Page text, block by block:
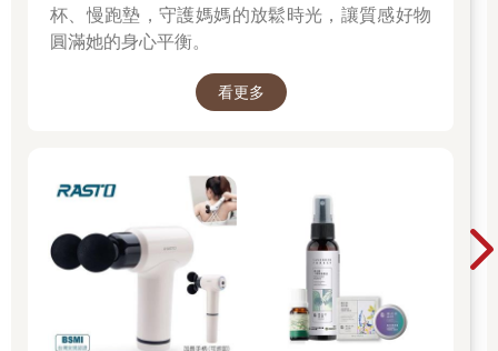
杯、慢跑墊，守護媽媽的放鬆時光，讓質感好物
圓滿她的身心平衡。
看更多